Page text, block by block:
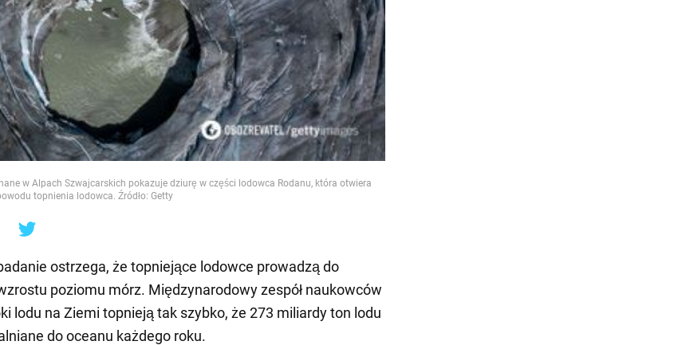
w Alpach Szwajcarskich pokazuje dziurę w części lodowca Rodanu, która otwiera
topnienia lodowca. Źródło: Getty
ostrzega, że topniejące lodowce prowadzą do
poziomu mórz. Międzynarodowy zespół naukowców
lodu na Ziemi topnieją tak szybko, że 273 miliardy ton lodu
do oceanu każdego roku.